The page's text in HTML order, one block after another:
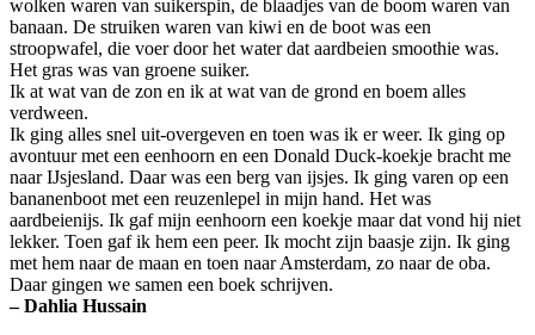
wolken waren van suikerspin, de blaadjes van de boom waren van
banaan. De struiken waren van kiwi en de boot was een
stroopwafel, die voer door het water dat aardbeien smoothie was.
Het gras was van groene suiker.
Ik at wat van de zon en ik at wat van de grond en boem alles
verdween.
Ik ging alles snel uit-overgeven en toen was ik er weer. Ik ging op
avontuur met een eenhoorn en een Donald Duck-koekje bracht me
naar IJsjesland. Daar was een berg van ijsjes. Ik ging varen op een
bananenboot met een reuzenlepel in mijn hand. Het was
aardbeienijs. Ik gaf mijn eenhoorn een koekje maar dat vond hij niet
lekker. Toen gaf ik hem een peer. Ik mocht zijn baasje zijn. Ik ging
met hem naar de maan en toen naar Amsterdam, zo naar de oba.
Daar gingen we samen een boek schrijven.
– Dahlia Hussain